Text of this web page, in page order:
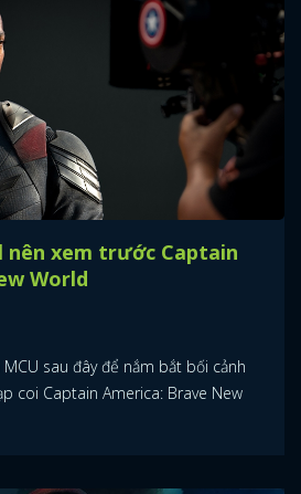
nên xem trước Captain
World
sau đây để nắm bắt bối cảnh
coi Captain America: Brave New